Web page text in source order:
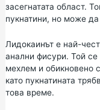
засегнатата област.
пукнатини, но може
Лидокаинът е най-
анални фисури. Той
мехлем и обикновено
като пукнатината
това време.